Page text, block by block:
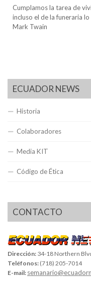
Cumplamos la tarea de
incluso el de la funeraria lo
Mark Twain
ECUADOR NEWS
Historia
Colaboradores
Media KIT
Código de Ética
CONTACTO
Dirección: 34-18 Northern
Teléfonos: (718) 205-7014
E-mail: